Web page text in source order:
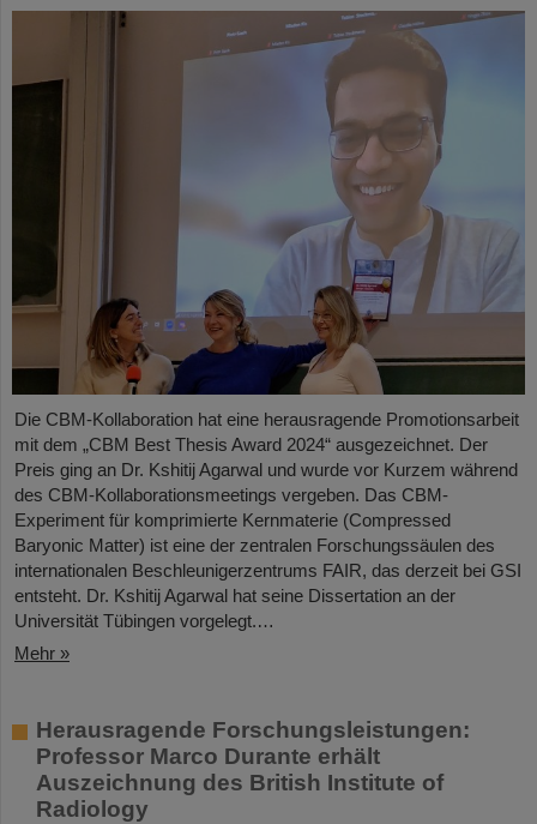
Die CBM-Kollaboration hat eine herausragende Promotionsarbeit
mit dem „CBM Best Thesis Award 2024“ ausgezeichnet. Der
Preis ging an Dr. Kshitij Agarwal und wurde vor Kurzem während
des CBM-Kollaborationsmeetings vergeben. Das CBM-
Experiment für komprimierte Kernmaterie (Compressed
Baryonic Matter) ist eine der zentralen Forschungssäulen des
internationalen Beschleunigerzentrums FAIR, das derzeit bei GSI
entsteht. Dr. Kshitij Agarwal hat seine Dissertation an der
Universität Tübingen vorgelegt.…
Mehr »
Herausragende Forschungsleistungen:
Professor Marco Durante erhält
Auszeichnung des British Institute of
Radiology